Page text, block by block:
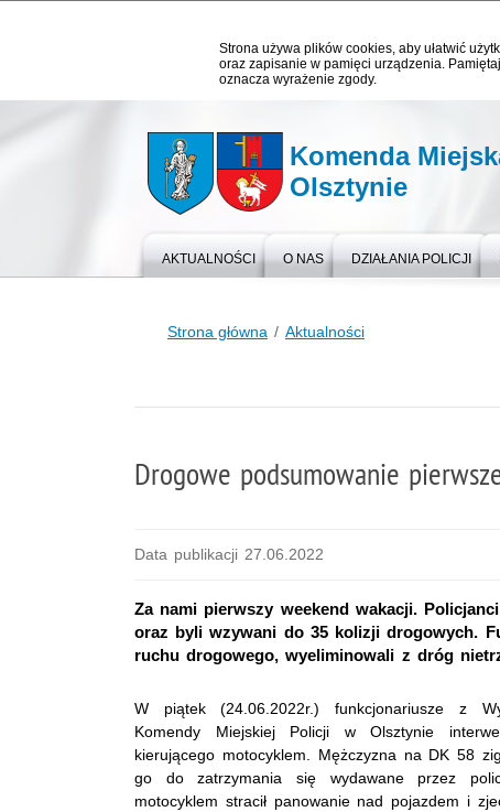
Strona używa plików cookies, aby ułatwić
oraz zapisanie w pamięci urządzenia.
oznacza wyrażenie zgody.
Komenda
Olsztynie
AKTUALNOŚCI O NAS DZIAŁANIA POLICJI
Strona główna Aktualności
Drogowe podsumowanie
Data publikacji 27.06.2022
Za nami pierwszy weekend wakacji.
oraz byli wzywani do 35 kolizji drogowych.
ruchu drogowego, wyeliminowali z dróg
W piątek (24.06.2022r.) funkcjonariusze z
Komendy Miejskiej Policji w Olsztynie
kierującego motocyklem. Mężczyzna na DK 58
go do zatrzymania się wydawane przez
motocyklem stracił panowanie nad pojazdem i